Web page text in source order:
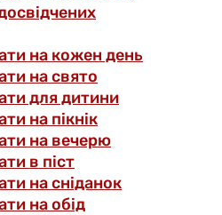
на кожен день
на свято
для дитини
на пікнік
на вечерю
в піст
на сніданок
на обід